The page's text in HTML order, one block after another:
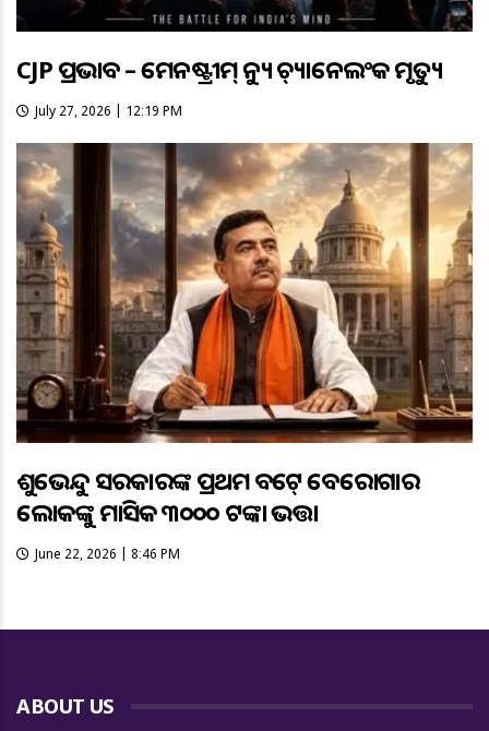
CJP ପ୍ରଭାବ – ମେନଷ୍ଟ୍ରୀମ୍ ନ୍ୟୁଜ୍ ଚ୍ୟାନେଲଂକ ମୃତ୍ୟୁ
July 27, 2026 | 12:19 PM
ଶୁଭେନ୍ଦୁ ସରକାରଙ୍କ ପ୍ରଥମ ବଜେଟ୍ ବେରୋଜଗାର
ଲୋକଙ୍କୁ ମାସିକ ୩୦୦୦ ଟଙ୍କା ଭତ୍ତା
June 22, 2026 | 8:46 PM
ABOUT US